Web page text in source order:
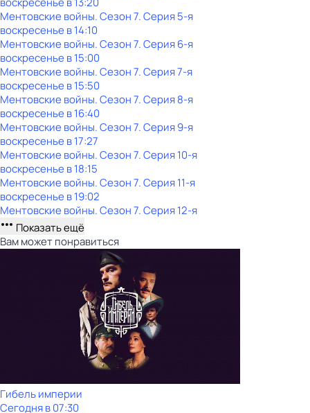
Ментовские войны. Сезон 7. Серия 5-я
воскресенье в14:10
Ментовские войны. Сезон 7. Серия 6-я
воскресенье в15:00
Ментовские войны. Сезон 7. Серия 7-я
воскресенье в15:50
Ментовские войны. Сезон 7. Серия 8-я
воскресенье в16:40
Ментовские войны. Сезон 7. Серия 9-я
воскресенье в17:27
Ментовские войны. Сезон 7. Серия 10-я
воскресенье в18:15
Ментовские войны. Сезон 7. Серия 11-я
воскресенье в19:02
Ментовские войны. Сезон 7. Серия 12-я
Показать ещё
Вам может понравиться
Гибель империи
Сегодня в 07:30